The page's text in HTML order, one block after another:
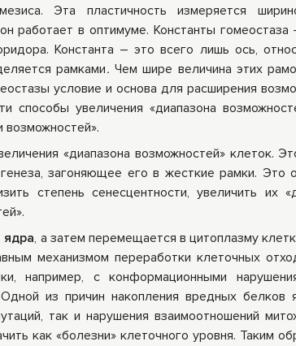
Эта пластичность измеряется
работает в оптимуме. Константы гомеостаза
Константа – это всего лишь ось,
рамками. Чем шире величина этих
условие и основа для расширения
способы увеличения «диапазона
возможностей».
«диапазона возможностей» клеток.
загоняющее его в жесткие рамки. Это
степень сенесцентности, увеличить их
ядра, а затем перемещается в цитоплазму
механизмом переработки клеточных
например, с конформационными
из причин накопления вредных белков
так и нарушения взаимоотношений
как «болезни» клеточного уровня. Таким